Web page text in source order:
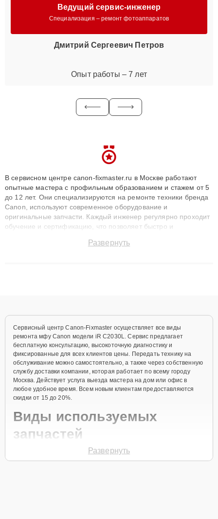
Ведущий сервис-инженер
Специализация – ремонт фотоаппаратов
Дмитрий Сергеевич Петров
Опыт работы – 7 лет
В сервисном центре canon-fixmaster.ru в Москве работают
опытные мастера с профильным образованием и стажем от 5
до 12 лет. Они специализируются на ремонте техники бренда
Canon, используют современное оборудование и
оригинальные запчасти. Каждый инженер регулярно проходит
обучение и сертификацию, что позволяет быстро и
сохранением гарантии до 3 лет. Наши мастера решают
Развернуть
Сервисный центр Canon-Fixmaster осуществляет все виды
ремонта мфу Canon модели iR C2030L. Сервис предлагает
бесплатную консультацию, высокоточную диагностику и
фиксированные для всех клиентов цены. Передать технику на
обслуживание можно самостоятельно, а также через собственную
службу доставки компании, которая работает по всему городу
Москва. Действует услуга выезда мастера на дом или офис в
любое удобное время. Всем новым клиентам предоставляются
скидки от 15 до 20%.
Виды используемых
запчастей
Для ремонта мфу модели iR C2030L предлагаются как
Развернуть